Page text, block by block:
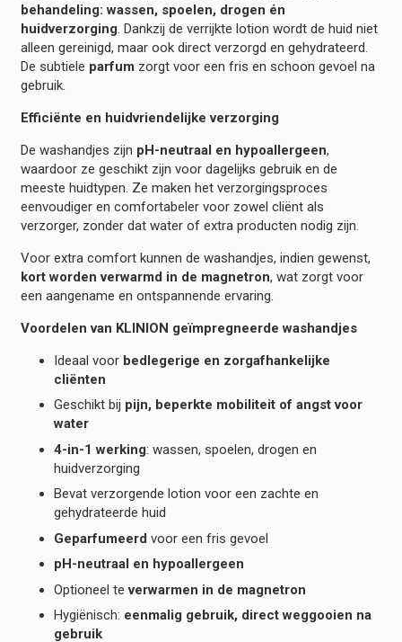
behandeling: wassen, spoelen, drogen én
huidverzorging . Dankzij de verrijkte lotion wordt de huid niet
alleen gereinigd, maar ook direct verzorgd en gehydrateerd.
De subtiele parfum zorgt voor een fris en schoon gevoel na
gebruik.
Efficiënte en huidvriendelijke verzorging
De washandjes zijn pH-neutraal en hypoallergeen,
waardoor ze geschikt zijn voor dagelijks gebruik en de
meeste huidtypen. Ze maken het verzorgingsproces
eenvoudiger en comfortabeler voor zowel cliënt als
verzorger, zonder dat water of extra producten nodig zijn.
Voor extra comfort kunnen de washandjes, indien gewenst,
kort worden verwarmd in de magnetron, wat zorgt voor
een aangename en ontspannende ervaring.
Voordelen van KLINION geïmpregneerde washandjes
Ideaal voor bedlegerige en zorgafhankelijke
cliënten
Geschikt bij pijn, beperkte mobiliteit of angst voor
water
4-in-1 werking: wassen, spoelen, drogen en
huidverzorging
Bevat verzorgende lotion voor een zachte en
gehydrateerde huid
Geparfumeerd voor een fris gevoel
pH-neutraal en hypoallergeen
Optioneel teverwarmen in de magnetron
Hygiënisch: eenmalig gebruik, direct weggooien na
gebruik